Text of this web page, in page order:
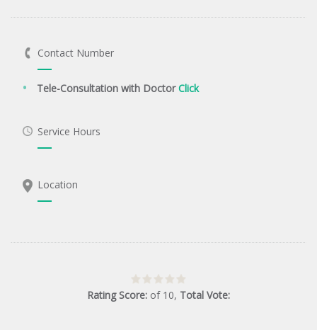
Contact Number
Tele-Consultation with DoctorClick
Service Hours
Location
Rating Score: of 10, Total Vote: